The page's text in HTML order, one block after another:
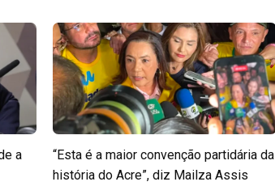
a
“Esta é a maior convenção partidária da
história do Acre”, diz Mailza Assis